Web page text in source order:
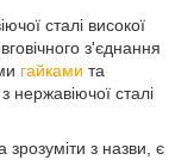
сталі високої
з'єднання
гайками та
нержавіючої сталі
з назви, є